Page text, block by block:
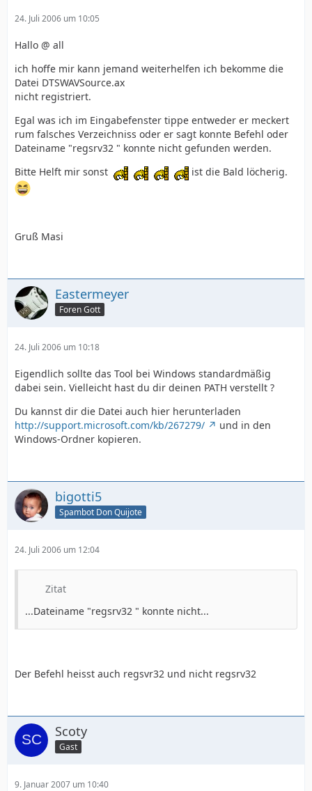
24. Juli 2006 um 10:05
Hallo @ all
ich hoffe mir kann jemand weiterhelfen ich bekomme die
Datei DTSWAVSource.ax
nicht registriert.
Egal was ich im Eingabefenster tippe entweder er meckert
rum falsches Verzeichniss oder er sagt konnte Befehl oder
Dateiname "regsrv32 " konnte nicht gefunden werden.
Bitte Helft mir sonst
ist die Bald löcherig.
Gruß Masi
Eastermeyer
Foren Gott
24. Juli 2006 um 10:18
Eigendlich sollte das Tool bei Windows standardmäßig
dabei sein. Vielleicht hast du dir deinen PATH verstellt ?
Du kannst dir die Datei auch hier herunterladen
http://support.microsoft.com/kb/267279/
und in den
Windows-Ordner kopieren.
bigotti5
Spambot Don Quijote
24. Juli 2006 um 12:04
Zitat
...Dateiname "regsrv32 " konnte nicht...
Der Befehl heisst auch regsvr32 und nicht regsrv32
Scoty
Gast
9. Januar 2007 um 10:40